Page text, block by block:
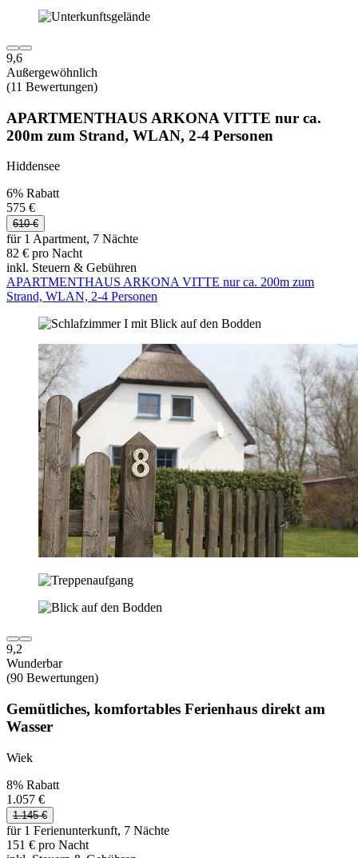
9,6
Außergewöhnlich
(11 Bewertungen)
APARTMENTHAUS ARKONA VITTE nur ca.
200m zum Strand, WLAN, 2-4 Personen
Hiddensee
6% Rabatt
575 €
610 €
für 1 Apartment, 7 Nächte
82 € pro Nacht
inkl. Steuern & Gebühren
APARTMENTHAUS ARKONA VITTE nur ca. 200m zum
Strand, WLAN, 2-4 Personen
9,2
Wunderbar
(90 Bewertungen)
Gemütliches, komfortables Ferienhaus direkt am
Wasser
Wiek
8% Rabatt
1.057 €
1.145 €
für 1 Ferienunterkunft, 7 Nächte
151 € pro Nacht